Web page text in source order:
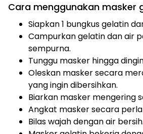
Cara menggunakan masker
Siapkan 1 bungkus gelatin
Campurkan gelatin dan air
sempurna.
Tunggu masker hingga
Oleskan masker secara
yang ingin dibersihkan.
Biarkan masker mengering
Angkat masker secara
Bilas wajah dengan air bersih.